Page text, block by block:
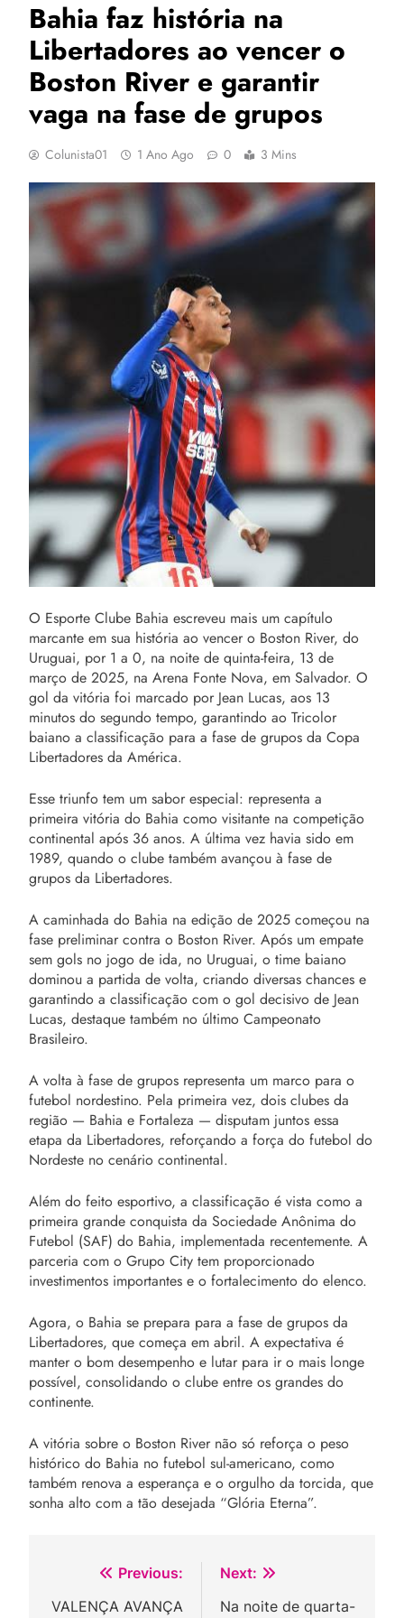
Bahia faz história na
Libertadores ao vencer o
Boston River e garantir
vaga na fase de grupos
Colunista01 1 Ano Ago 0 3 Mins
O Esporte Clube Bahia escreveu mais um capítulo
marcante em sua história ao vencer o Boston River, do
Uruguai, por 1 a 0, na noite de quinta-feira, 13 de
março de 2025, na Arena Fonte Nova, em Salvador. O
gol da vitória foi marcado por Jean Lucas, aos 13
minutos do segundo tempo, garantindo ao Tricolor
baiano a classificação para a fase de grupos da Copa
Libertadores da América.
Esse triunfo tem um sabor especial: representa a
primeira vitória do Bahia como visitante na competição
continental após 36 anos. A última vez havia sido em
1989, quando o clube também avançou à fase de
grupos da Libertadores.
A caminhada do Bahia na edição de 2025 começou na
fase preliminar contra o Boston River. Após um empate
sem gols no jogo de ida, no Uruguai, o time baiano
dominou a partida de volta, criando diversas chances e
garantindo a classificação com o gol decisivo de Jean
Lucas, destaque também no último Campeonato
Brasileiro.
A volta à fase de grupos representa um marco para o
futebol nordestino. Pela primeira vez, dois clubes da
região — Bahia e Fortaleza — disputam juntos essa
etapa da Libertadores, reforçando a força do futebol do
Nordeste no cenário continental.
Além do feito esportivo, a classificação é vista como a
primeira grande conquista da Sociedade Anônima do
Futebol (SAF) do Bahia, implementada recentemente. A
parceria com o Grupo City tem proporcionado
investimentos importantes e o fortalecimento do elenco.
Agora, o Bahia se prepara para a fase de grupos da
Libertadores, que começa em abril. A expectativa é
manter o bom desempenho e lutar para ir o mais longe
possível, consolidando o clube entre os grandes do
continente.
A vitória sobre o Boston River não só reforça o peso
histórico do Bahia no futebol sul-americano, como
também renova a esperança e o orgulho da torcida, que
sonha alto com a tão desejada “Glória Eterna”.
Navegação
de
Previous:
VALENÇA AVANÇA
Next:
Na noite de quarta-